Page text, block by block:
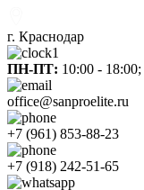
г. Краснодар
ПН-ПТ: 10:00 - 18:00;
office@sanproelite.ru
+7 (961) 853-88-23
+7 (918) 242-51-65